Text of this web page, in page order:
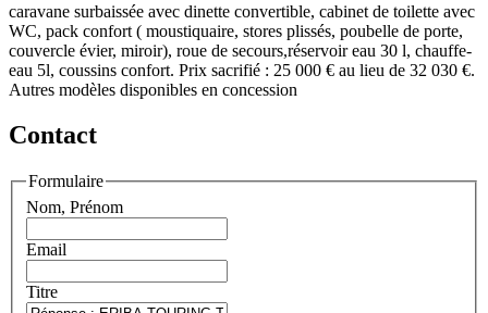
caravane surbaissée avec dinette convertible, cabinet de toilette avec
WC, pack confort ( moustiquaire, stores plissés, poubelle de porte,
couvercle évier, miroir), roue de secours,réservoir eau 30 l, chauffe-
eau 5l, coussins confort. Prix sacrifié : 25 000 € au lieu de 32 030 €.
Autres modèles disponibles en concession
Contact
Formulaire
Nom, Prénom
Email
Titre